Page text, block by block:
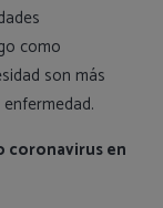
como
son más
coronavirus en